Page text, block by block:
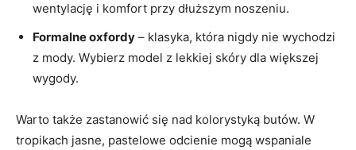
wentylację i komfort przy dłuższym noszeniu.
Formalne oxfordy – klasyka, która nigdy nie wychodzi
z mody. Wybierz model z lekkiej skóry dla większej
wygody.
Warto także zastanowić się nad kolorystyką butów. W
tropikach jasne, pastelowe odcienie mogą wspaniale